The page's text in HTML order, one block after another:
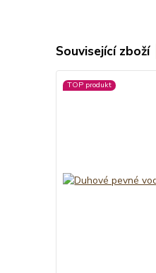
Související zboží
TOP produkt